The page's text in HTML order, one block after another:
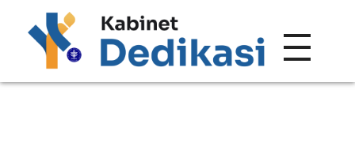
Forum Wacana
Just another Complete Elementor Demos - Phlox WordPress Theme site